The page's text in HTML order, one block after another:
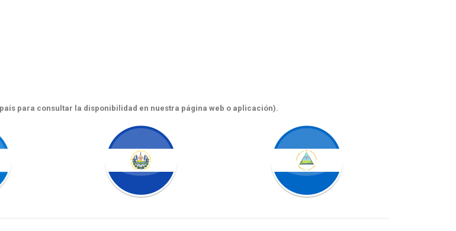
para consultar la disponibilidad en nuestra página web o aplicación).